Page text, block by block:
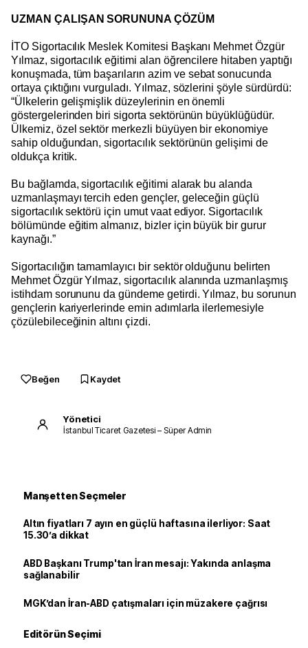
UZMAN ÇALIŞAN SORUNUNA ÇÖZÜM
İTO Sigortacılık Meslek Komitesi Başkanı Mehmet Özgür
Yılmaz, sigortacılık eğitimi alan öğrencilere hitaben yaptığı
konuşmada, tüm başarıların azim ve sebat sonucunda
ortaya çıktığını vurguladı. Yılmaz, sözlerini şöyle sürdürdü:
“Ülkelerin gelişmişlik düzeylerinin en önemli
göstergelerinden biri sigorta sektörünün büyüklüğüdür.
Ülkemiz, özel sektör merkezli büyüyen bir ekonomiye
sahip olduğundan, sigortacılık sektörünün gelişimi de
oldukça kritik.
Bu bağlamda, sigortacılık eğitimi alarak bu alanda
uzmanlaşmayı tercih eden gençler, geleceğin güçlü
sigortacılık sektörü için umut vaat ediyor. Sigortacılık
bölümünde eğitim almanız, bizler için büyük bir gurur
kaynağı.”
Sigortacılığın tamamlayıcı bir sektör olduğunu belirten
Mehmet Özgür Yılmaz, sigortacılık alanında uzmanlaşmış
istihdam sorununu da gündeme getirdi. Yılmaz, bu sorunun
gençlerin kariyerlerinde emin adımlarla ilerlemesiyle
çözülebileceğinin altını çizdi.
Beğen Kaydet
Yönetici
İstanbul Ticaret Gazetesi – Süper Admin
Manşetten Seçmeler
Altın fiyatları 7 ayın en güçlü haftasına ilerliyor: Saat
15.30’a dikkat
ABD Başkanı Trump'tan İran mesajı: Yakında anlaşma
sağlanabilir
MGK’dan İran-ABD çatışmaları için müzakere çağrısı
Editörün Seçimi